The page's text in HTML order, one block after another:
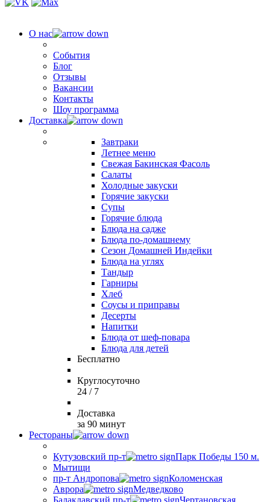
О нас
События
Блог
Отзывы
Вакансии
Контакты
Шоу программа
Доставка
Завтраки
Летнее меню
Свежая Бакинская Фасоль
Салаты
Холодные закуски
Горячие закуски
Супы
Горячие блюда
Блюда на садже
Блюда по-домашнему
Сезон Домашней Индейки
Блюда на углях
Тандыр
Гарниры
Хлеб
Соусы и приправы
Десерты
Напитки
Блюда от шеф-повара
Блюда для детей
Бесплатно
Круглосуточно
24 / 7
Доставка
за 90 минут
Рестораны
Кутузовский пр-т
Парк Победы 150 м.
Мытищи
пр-т Андропова
Коломенская
Аврора
Медведково
Балаклавский пр-т
Чертановская